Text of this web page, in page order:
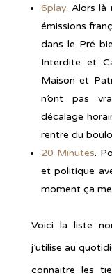
6play. Alors là
émissions
dans le Pré
Interdite et
Maison et
n’ont pas
décalage
rentre du
20 Minutes.
et politique
moment ça
Voici la liste
j’utilise au
connaitre les